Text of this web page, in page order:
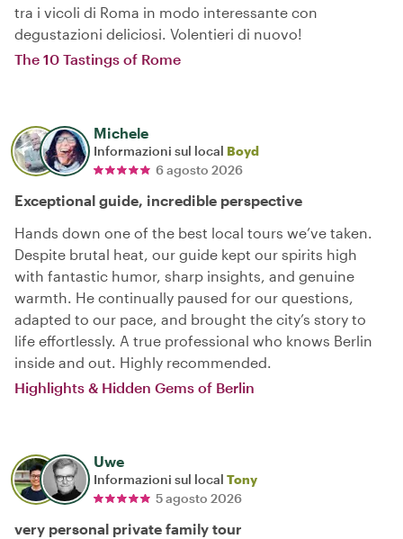
tra i vicoli di Roma in modo interessante con
degustazioni deliciosi. Volentieri di nuovo!
The 10 Tastings of Rome
Michele
Informazioni sul local Boyd
6 agosto 2026
Exceptional guide, incredible perspective
Hands down one of the best local tours we’ve taken.
Despite brutal heat, our guide kept our spirits high
with fantastic humor, sharp insights, and genuine
warmth. He continually paused for our questions,
adapted to our pace, and brought the city’s story to
life effortlessly. A true professional who knows Berlin
inside and out. Highly recommended.
Highlights & Hidden Gems of Berlin
Uwe
Informazioni sul local Tony
5 agosto 2026
very personal private family tour